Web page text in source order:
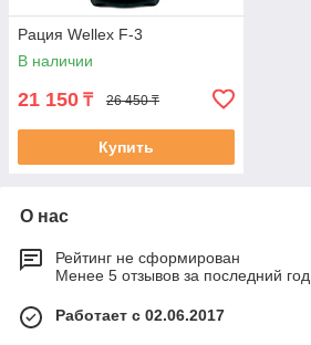
Рация Wellex F-3
В наличии
21 150 ₸ 26 450 ₸
Купить
О нас
Рейтинг не сформирован
Менее 5 отзывов за последний год
Работает с 02.06.2017